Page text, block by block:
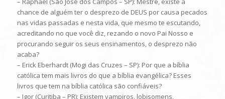
chance de alguém ter o desprezo de DEUS por causa pecados
nas vidas passadas e nesta vida, que mesmo te escutando,
acreditando no que você diz, rezando o novo Pai Nosso e
procurando seguir os seus ensinamentos, o desprezo não
acaba?
– Erick Eberhardt (Mogi das Cruzes – SP): Por que a bíblia
católica tem mais livros do que a bíblia evangélica? Esses
livros que tem na bíblia católica são confiáveis?
– Igor (Curitiba – PR): Existem vampiros, lobisomens,